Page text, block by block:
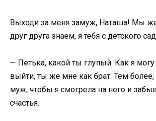
Выходи за меня замуж, Наташа! Мы же
друг друга знаем, я тебя с детского
— Петька, какой ты глупый. Как я
выйти, ты же мне как брат. Тем
муж, чтобы я смотрела на него и
счастья.